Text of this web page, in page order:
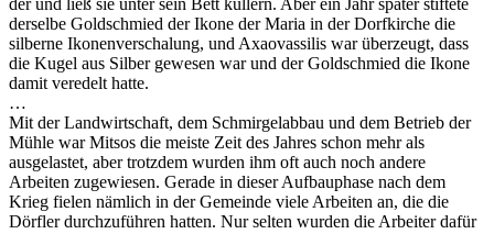
der und ließ sie unter sein Bett kullern. Aber ein Jahr später stiftete
derselbe Goldschmied der Ikone der Maria in der Dorfkirche die
silberne Ikonenverschalung, und Axaovassilis war überzeugt, dass
die Kugel aus Silber gewesen war und der Goldschmied die Ikone
damit veredelt hatte.
…
Mit der Landwirtschaft, dem Schmirgelabbau und dem Betrieb der
Mühle war Mitsos die meiste Zeit des Jahres schon mehr als
ausgelastet, aber trotzdem wurden ihm oft auch noch andere
Arbeiten zugewiesen. Gerade in dieser Aufbauphase nach dem
Krieg fielen nämlich in der Gemeinde viele Arbeiten an, die die
Dörfler durchzuführen hatten. Nur selten wurden die Arbeiter dafür